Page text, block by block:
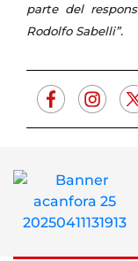
parte del
Rodolfo Sabelli”.